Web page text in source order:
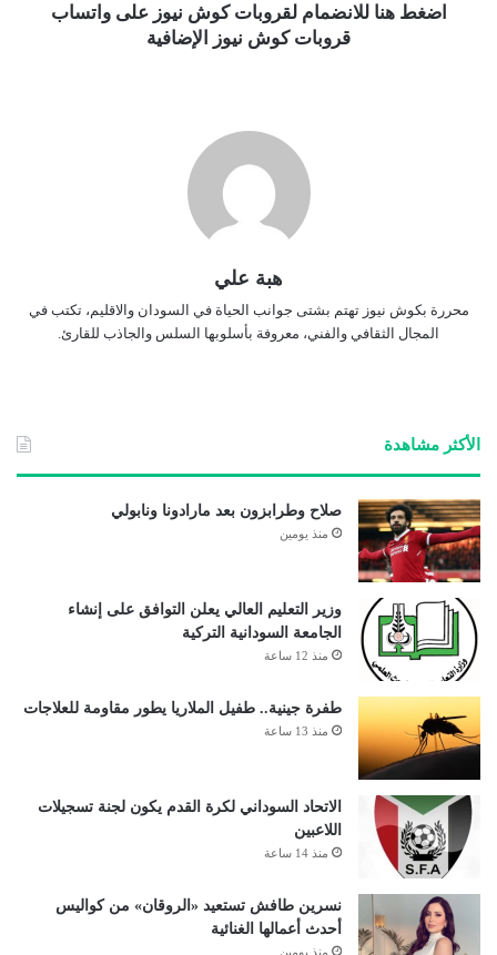
اضغط هنا للانضمام لقروبات كوش نيوز على واتساب
قروبات كوش نيوز الإضافية
هبة علي
محررة بكوش نيوز تهتم بشتى جوانب الحياة في السودان والاقليم، تكتب في
المجال الثقافي والفني، معروفة بأسلوبها السلس والجاذب للقارئ.
الأكثر مشاهدة
صلاح وطرابزون بعد مارادونا ونابولي
منذ يومين
وزير التعليم العالي يعلن التوافق على إنشاء
الجامعة السودانية التركية
منذ 12 ساعة
طفرة جينية.. طفيل الملاريا يطور مقاومة للعلاجات
منذ 13 ساعة
الاتحاد السوداني لكرة القدم يكون لجنة تسجيلات
اللاعبين
منذ 14 ساعة
نسرين طافش تستعيد «الروقان» من كواليس
أحدث أعمالها الغنائية
منذ يومين